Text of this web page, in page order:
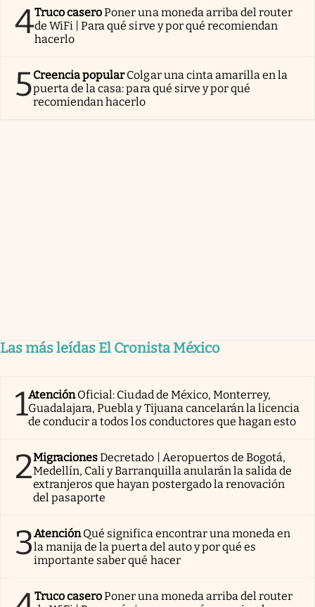
4Truco caseroPoner una moneda arriba del router
de WiFi | Para qué sirve y por qué recomiendan
hacerlo
5Creencia popularColgar una cinta amarilla en la
puerta de la casa: para qué sirve y por qué
recomiendan hacerlo
Las más leídas El Cronista México
1AtenciónOficial: Ciudad de México, Monterrey,
Guadalajara, Puebla y Tijuana cancelarán la licencia
de conducir a todos los conductores que hagan esto
2MigracionesDecretado | Aeropuertos de Bogotá,
Medellín, Cali y Barranquilla anularán la salida de
extranjeros que hayan postergado la renovación
del pasaporte
3AtenciónQué significa encontrar una moneda en
la manija de la puerta del auto y por qué es
importante saber qué hacer
Truco caseroPoner una moneda arriba del router